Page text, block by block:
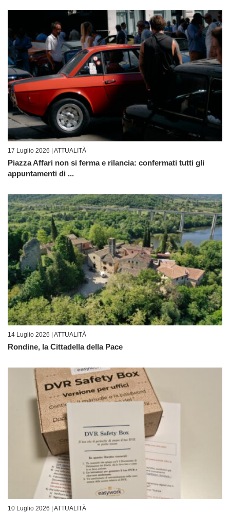
17 Luglio 2026 | ATTUALITÀ
Piazza Affari non si ferma e rilancia: confermati tutti gli
appuntamenti di ...
14 Luglio 2026 | ATTUALITÀ
Rondine, la Cittadella della Pace
10 Luglio 2026 | ATTUALITÀ